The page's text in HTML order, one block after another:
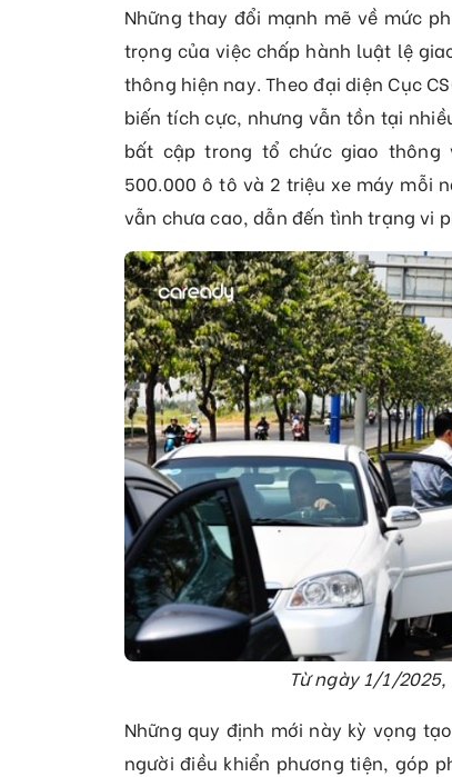
Những thay đổi mạnh mẽ về mức
trọng của việc chấp hành luật lệ
thông hiện nay. Theo đại diện Cục
biến tích cực, nhưng vẫn tồn tại
bất cập trong tổ chức giao thông
500.000 ô tô và 2 triệu xe máy mỗi
vẫn chưa cao, dẫn đến tình trạng vi
Từ ngày 1/1/
Những quy định mới này kỳ vọng
người điều khiển phương tiện, góp